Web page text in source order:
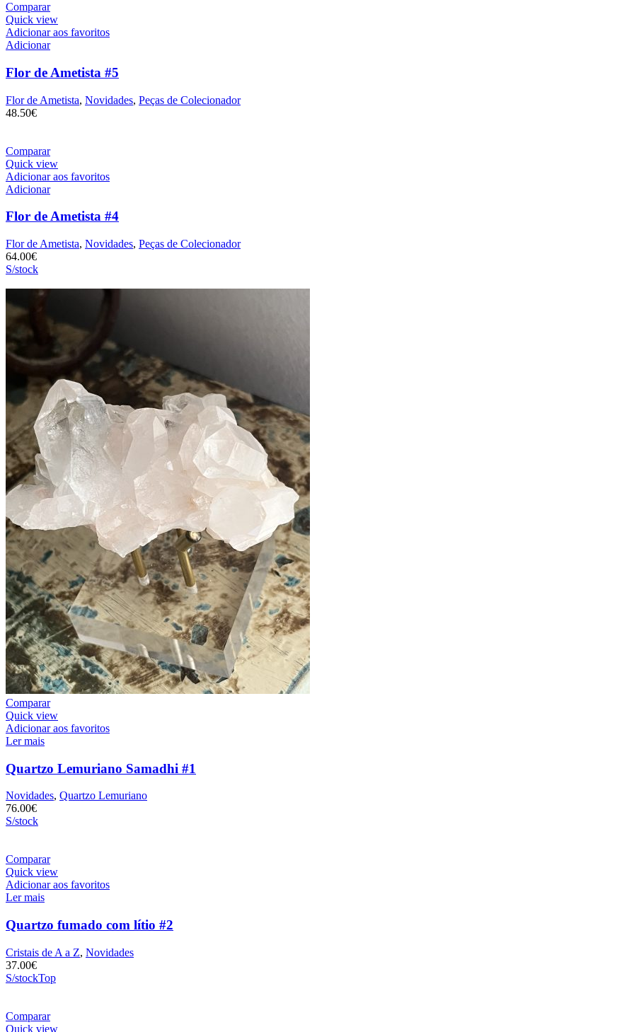
Comparar
Quick view
Adicionar aos favoritos
Adicionar
Flor de Ametista #5
Flor de Ametista, Novidades, Peças de Colecionador
48.50€
Comparar
Quick view
Adicionar aos favoritos
Adicionar
Flor de Ametista #4
Flor de Ametista, Novidades, Peças de Colecionador
64.00€
S/stock
Comparar
Quick view
Adicionar aos favoritos
Ler mais
Quartzo Lemuriano Samadhi #1
Novidades, Quartzo Lemuriano
76.00€
S/stock
Comparar
Quick view
Adicionar aos favoritos
Ler mais
Quartzo fumado com lítio #2
Cristais de A a Z, Novidades
37.00€
S/stockTop
Comparar
Quick view